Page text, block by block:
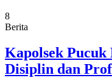
8
Berita
Kapolsek Pucuk
Disiplin dan